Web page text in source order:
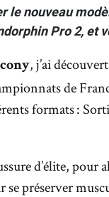
le nouveau
Pro 2, et
, j’ai
de
formats :
d’élite,
se préserver